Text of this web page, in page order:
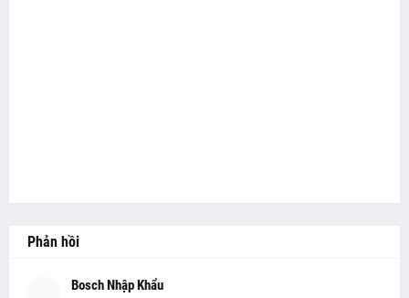
Phản hồi
Bosch Nhập Khẩu